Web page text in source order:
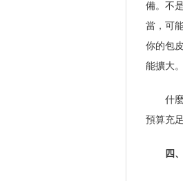
備。不
當，可
你的包
能擴大。
什
預算充
四